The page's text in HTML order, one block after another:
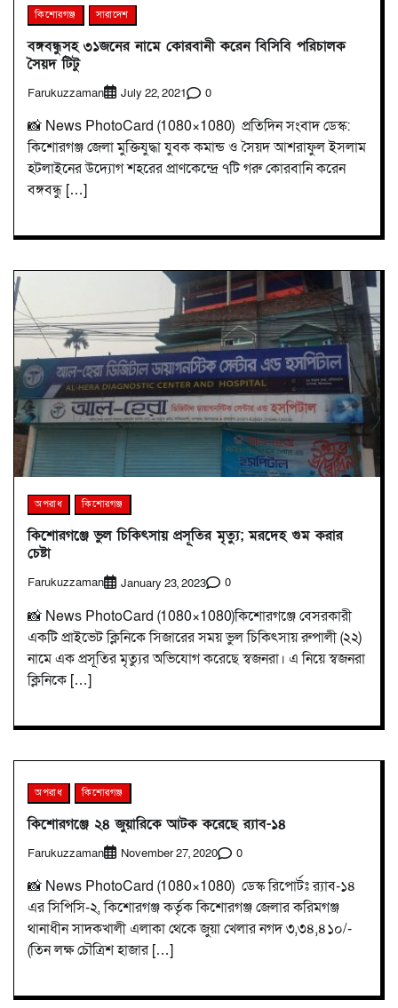
কিশোরগঞ্জ সারাদেশ
বঙ্গবন্ধুসহ ৩১জনের নামে কোরবানী করেন বিসিবি পরিচালক
সৈয়দ টিটু
Farukuzzaman July 22, 2021 0
📸 News PhotoCard (1080×1080) প্রতিদিন সংবাদ ডেস্ক:
কিশোরগঞ্জ জেলা মুক্তিযুদ্ধা যুবক কমান্ড ও সৈয়দ আশরাফুল ইসলাম
হটলাইনের উদ্যোগ শহরের প্রাণকেন্দ্রে ৭টি গরু কোরবানি করেন
বঙ্গবন্ধু […]
অপরাধ কিশোরগঞ্জ
কিশোরগঞ্জে ভুল চিকিৎসায় প্রসূতির মৃত্যু; মরদেহ গুম করার
চেষ্টা
Farukuzzaman January 23, 2023 0
📸 News PhotoCard (1080×1080)কিশোরগঞ্জে বেসরকারী
একটি প্রাইভেট ক্লিনিকে সিজারের সময় ভুল চিকিৎসায় রুপালী (২২)
নামে এক প্রসূতির মৃত্যুর অভিযোগ করেছে স্বজনরা। এ নিয়ে স্বজনরা
ক্লিনিকে […]
অপরাধ কিশোরগঞ্জ
কিশোরগঞ্জে ২৪ জুয়ারিকে আটক করেছে র‍্যাব-১৪
Farukuzzaman November 27, 2020 0
📸 News PhotoCard (1080×1080) ডেস্ক রিপোর্টঃ র‍্যাব-১৪
এর সিপিসি-২, কিশোরগঞ্জ কর্তৃক কিশোরগঞ্জ জেলার করিমগঞ্জ
থানাধীন সাদকখালী এলাকা থেকে জুয়া খেলার নগদ ৩,৩৪,৪১০/-
(তিন লক্ষ চৌত্রিশ হাজার […]